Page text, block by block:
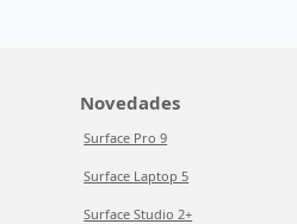
Novedades
Surface Pro 9
Surface Laptop 5
Surface Studio 2+